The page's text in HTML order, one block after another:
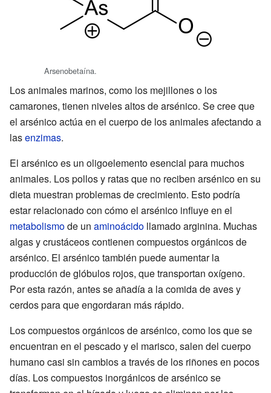
Arsenobetaína.
Los animales marinos, como los mejillones o los
camarones, tienen niveles altos de arsénico. Se cree que
el arsénico actúa en el cuerpo de los animales afectando a
lasenzimas.
El arsénico es un oligoelemento esencial para muchos
animales. Los pollos y ratas que no reciben arsénico en su
dieta muestran problemas de crecimiento. Esto podría
estar relacionado con cómo el arsénico influye en el
metabolismode un aminoácido llamado arginina. Muchas
algas y crustáceos contienen compuestos orgánicos de
arsénico. El arsénico también puede aumentar la
producción de glóbulos rojos, que transportan oxígeno.
Por esta razón, antes se añadía a la comida de aves y
cerdos para que engordaran más rápido.
Los compuestos orgánicos de arsénico, como los que se
encuentran en el pescado y el marisco, salen del cuerpo
humano casi sin cambios a través de los riñones en pocos
días. Los compuestos inorgánicos de arsénico se